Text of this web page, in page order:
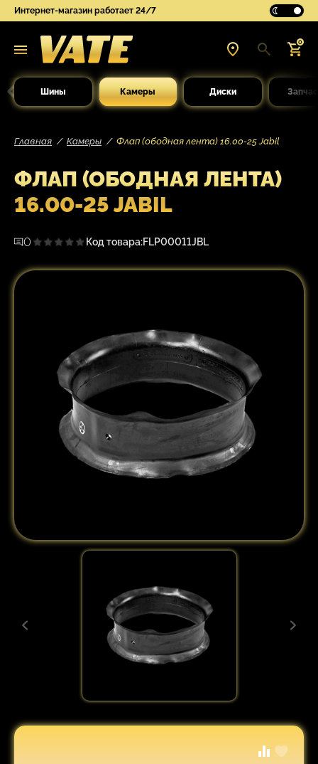
Интернет-магазин работает 24/7
0
Шины Камеры Диски
Главная Камеры Флап (ободная лента) 16.00-25 Jabil
ФЛАП (ОБОДНАЯ ЛЕНТА)
16.00-25 JABIL
0 Код товара:FLP00011JBL